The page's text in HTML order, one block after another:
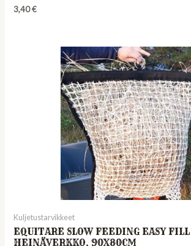
Rated
3,40€
Kuljetustarvikkeet
EQUITARE SLOW FEEDING EASY FILL
HEINÄVERKKO, 90X80CM